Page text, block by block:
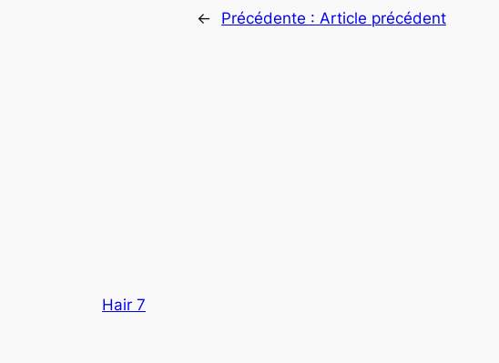
← Précédente : Article précédent
Hair 7